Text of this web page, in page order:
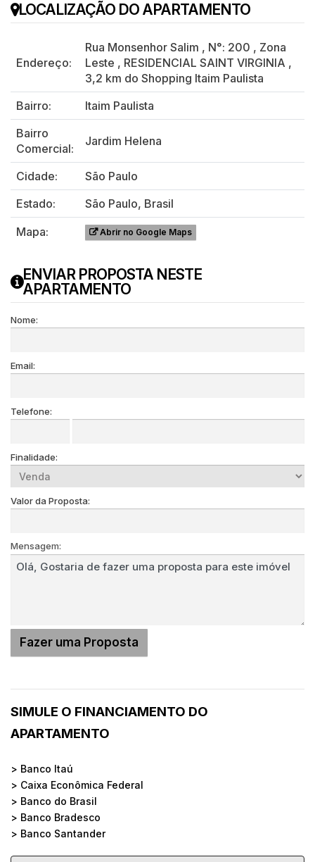
LOCALIZAÇÃO DO APARTAMENTO
Endereço:
Rua Monsenhor Salim , N°: 200 , Zona
Leste , RESIDENCIAL SAINT VIRGINIA ,
3,2 km do Shopping Itaim Paulista
Bairro:
Itaim Paulista
Bairro
Comercial:
Jardim Helena
Cidade:
São Paulo
Estado:
São Paulo, Brasil
Mapa:
Abrir no Google Maps
ENVIAR PROPOSTA NESTE
APARTAMENTO
Nome:
Email:
Telefone:
Finalidade:
Valor da Proposta:
Mensagem:
SIMULE O FINANCIAMENTO DO
APARTAMENTO
> Banco Itaú
> Caixa Econômica Federal
> Banco do Brasil
> Banco Bradesco
> Banco Santander